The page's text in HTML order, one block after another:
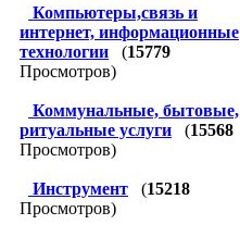
Компьютеры,связь и
интернет, информационные
технологии
(15779
Просмотров)
Коммунальные, бытовые,
ритуальные услуги
(15568
Просмотров)
Инструмент (15218
Просмотров)